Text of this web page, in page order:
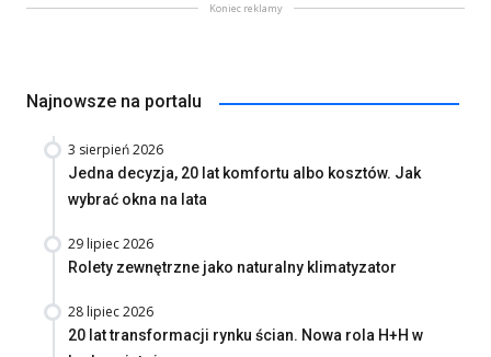
Koniec reklamy
Najnowsze na portalu
3 sierpień 2026
Jedna decyzja, 20 lat komfortu albo kosztów. Jak
wybrać okna na lata
29 lipiec 2026
Rolety zewnętrzne jako naturalny klimatyzator
28 lipiec 2026
20 lat transformacji rynku ścian. Nowa rola H+H w